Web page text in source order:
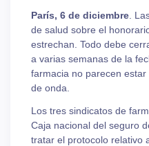
París, 6 de diciembre .
de salud sobre el
estrechan. Todo debe
a varias semanas de la
farmacia no parecen
de onda.
Los tres sindicatos de
Caja nacional del seguro
tratar el protocolo relativo